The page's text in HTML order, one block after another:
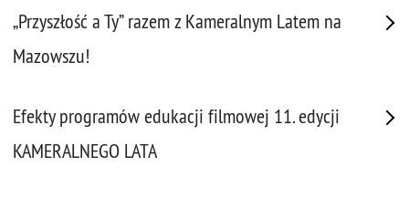
„Przyszłość a Ty” razem z Kameralnym Latem na
Mazowszu!
Efekty programów edukacji filmowej 11. edycji
KAMERALNEGO LATA